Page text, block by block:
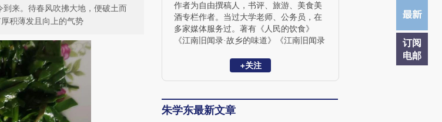
订阅
电邮
来。待春风吹拂大地，便破土而
积薄发且向上的气势
作者为自由撰稿人，书评、旅游、美食美
酒专栏作者。当过大学老师、公务员，在
多家媒体服务过。著有《人民的饮食》
《江南旧闻录·故乡的味道》《江南旧闻录
+关注
朱学东最新文章